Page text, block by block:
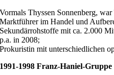
Vormals Thyssen Sonnenberg,
Marktführer im Handel und
Sekundärrohstoffe mit ca. 2.000
p.a. in 2008;
Prokuristin mit unterschiedlichen
1991-1998 Franz-Haniel-Gruppe